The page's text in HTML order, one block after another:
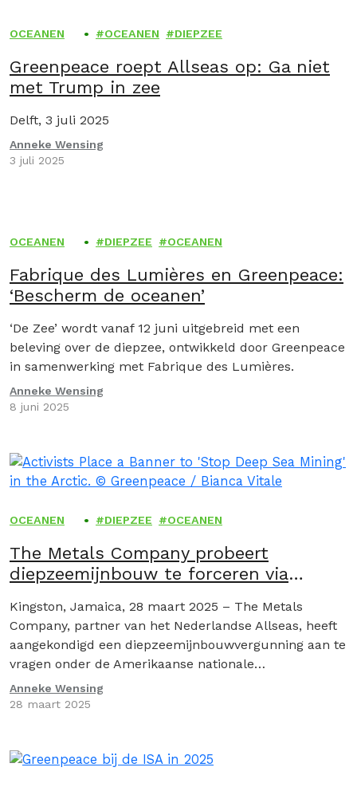
OCEANEN OCEANEN DIEPZEE
Greenpeace roept Allseas op: Ga niet
met Trump in zee
Delft, 3 juli 2025
Anneke Wensing
3 juli 2025
OCEANEN DIEPZEE OCEANEN
Fabrique des Lumières en Greenpeace:
‘Bescherm de oceanen’
‘De Zee’ wordt vanaf 12 juni uitgebreid met een
beleving over de diepzee, ontwikkeld door Greenpeace
in samenwerking met Fabrique des Lumières.
Anneke Wensing
8 juni 2025
OCEANEN DIEPZEE OCEANEN
The Metals Company probeert
diepzeemijnbouw te forceren via
Kingston, Jamaica, 28 maart 2025 – The Metals
Company, partner van het Nederlandse Allseas, heeft
aangekondigd een diepzeemijnbouwvergunning aan te
vragen onder de Amerikaanse nationale
mijnbouwregelgeving uit de jaren tachtig.
Anneke Wensing
28 maart 2025